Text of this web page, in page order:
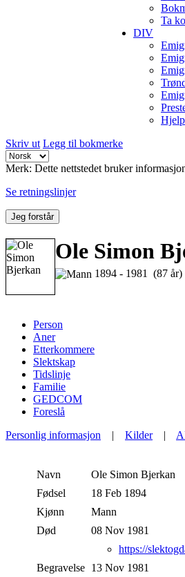
Ta
DIV
Hjelp
Skriv ut Legg til bokmerke
Merk: Dette nettstedet bruker
Se retningslinjer
Jeg forstår
Ole Simon
1894 - 1981 (87 år)
Person
Aner
Etterkommere
Slektskap
Tidslinje
Familie
GEDCOM
Foreslå
Personlig informasjon | Kilder|
Navn Ole Simon Bjerkan
Fødsel
18 Feb 1894
Kjønn
Mann
Død
08 Nov 1981
https://
Begravelse 13 Nov 1981